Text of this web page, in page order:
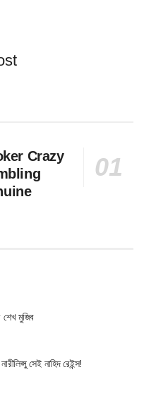
Crazy
শেখ মুজিব
সেই নাহিদ রেইন্স!